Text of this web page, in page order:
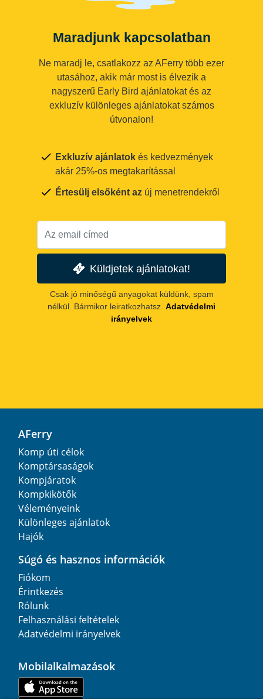
Maradjunk kapcsolatban
Ne maradj le, csatlakozz az AFerry több ezer
utasához, akik már most is élvezik a
nagyszerű Early Bird ajánlatokat és az
exkluzív különleges ajánlatokat számos
útvonalon!
Exkluzív ajánlatok és kedvezmények
akár 25%-os megtakarítással
Értesülj elsőként az új menetrendekről
Küldjetek ajánlatokat!
Csak jó minőségű anyagokat küldünk, spam
nélkül. Bármikor leiratkozhatsz. Adatvédelmi
irányelvek
AFerry
Komp úti célok
Komptársaságok
Kompjáratok
Kompkikötők
Véleményeink
Különleges ajánlatok
Hajók
Súgó és hasznos információk
Fiókom
Érintkezés
Rólunk
Felhasználási feltételek
Adatvédelmi irányelvek
Mobilalkalmazások